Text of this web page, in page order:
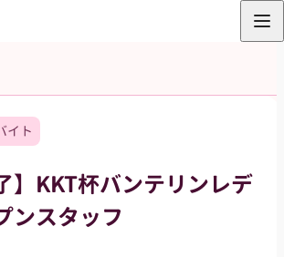
イト
】KKT杯バンテリンレデ
ンスタッフ